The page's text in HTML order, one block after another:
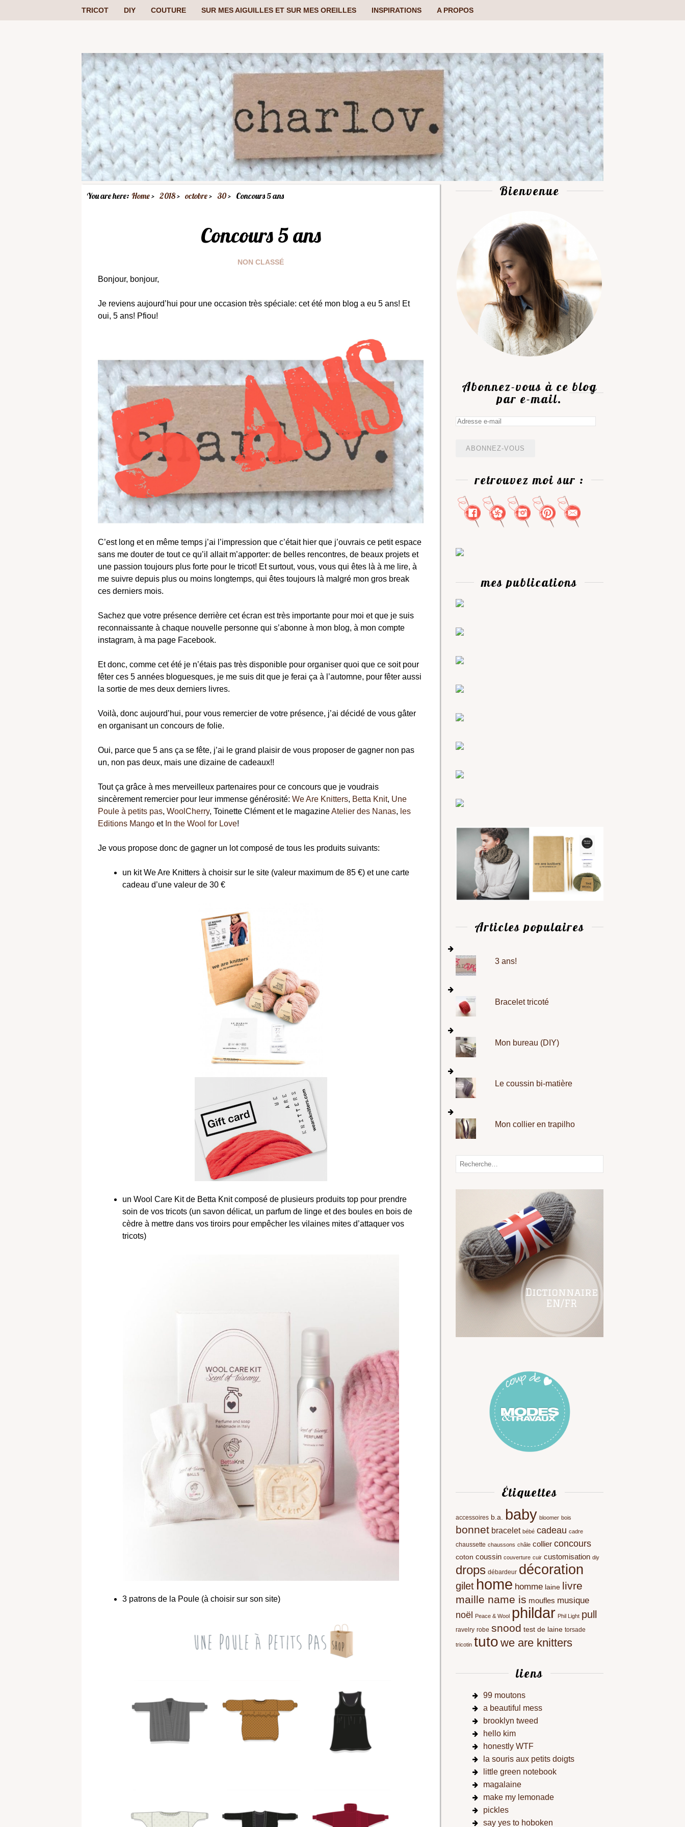
TRICOT DIY COUTURE SUR MES AIGUILLES ET SUR MES OREILLES INSPIRATIONS A PROPOS
You are here: Home 2018 octobre 30 Concours 5 ans
Concours 5 ans
NON CLASSÉ
Bonjour, bonjour,
Je reviens aujourd’hui pour une occasion très spéciale: cet été mon blog a eu 5 ans! Et
oui, 5 ans! Pfiou!
C’est long et en même temps j’ai l’impression que c’était hier que j’ouvrais ce petit espace
sans me douter de tout ce qu’il allait m’apporter: de belles rencontres, de beaux projets et
une passion toujours plus forte pour le tricot! Et surtout, vous, vous qui êtes là à me lire, à
me suivre depuis plus ou moins longtemps, qui êtes toujours là malgré mon gros break
ces derniers mois.
Sachez que votre présence derrière cet écran est très importante pour moi et que je suis
reconnaissante à chaque nouvelle personne qui s’abonne à mon blog, à mon compte
instagram, à ma page Facebook.
Et donc, comme cet été je n’étais pas très disponible pour organiser quoi que ce soit pour
fêter ces 5 années bloguesques, je me suis dit que je ferai ça à l’automne, pour fêter aussi
la sortie de mes deux derniers livres.
Voilà, donc aujourd’hui, pour vous remercier de votre présence, j’ai décidé de vous gâter
en organisant un concours de folie.
Oui, parce que 5 ans ça se fête, j’ai le grand plaisir de vous proposer de gagner non pas
un, non pas deux, mais une dizaine de cadeaux!!
Tout ça grâce à mes merveilleux partenaires pour ce concours que je voudrais
sincèrement remercier pour leur immense générosité: We Are Knitters, Betta Knit, Une
Poule à petits pas, WoolCherry, Toinette Clément et le magazineAtelier des Nanas, les
Editions Mango et In the Wool for Love!
Je vous propose donc de gagner un lot composé de tous les produits suivants:
un kit We Are Knitters à choisir sur le site (valeur maximum de 85 €) et une carte
cadeau d’une valeur de 30 €
un Wool Care Kit de Betta Knit composé de plusieurs produits top pour prendre
soin de vos tricots (un savon délicat, un parfum de linge et des boules en bois de
cèdre à mettre dans vos tiroirs pour empêcher les vilaines mites d’attaquer vos
tricots)
3 patrons de la Poule (à choisir sur son site)
Bienvenue
Abonnez-vous à ce blog
par e-mail.
Adresse
mail
retrouvez moi sur :
mes publications
Articles populaires
3 ans!
Bracelet tricoté
Mon bureau (DIY)
Le coussin bi-matière
Mon collier en trapilho
Étiquettes
accessoires b.a. baby bloomer bois
bonnet bracelet bébé cadeau cadre
chaussette chaussons châle collier concours
coton coussin couverture cuir customisation diy
drops débardeur décoration
gilet home homme laine livre
maille name is moufles musique
noël Peace & Wool phildar Phil Light pull
ravelry robe snood test de laine torsade
tricotin tuto we are knitters
liens
99 moutons
a beautiful mess
brooklyn tweed
hello kim
honestly WTF
la souris aux petits doigts
little green notebook
magalaine
make my lemonade
pickles
say yes to hoboken